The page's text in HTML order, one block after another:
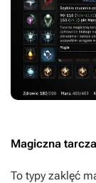
Magiczna
To typy zaklęć